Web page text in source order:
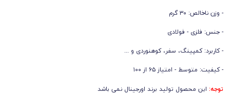
- وزن ناخالص: ۳۰ گرم
- جنس: فلزی - فولادی
- کاربرد: کمپینگ، سفر، کوهنوردی و ...
- کیفیت: متوسط - امتیاز ۶۵ از ۱۰۰
توجه:این محصول تولید برند اورجینال نمی باشد